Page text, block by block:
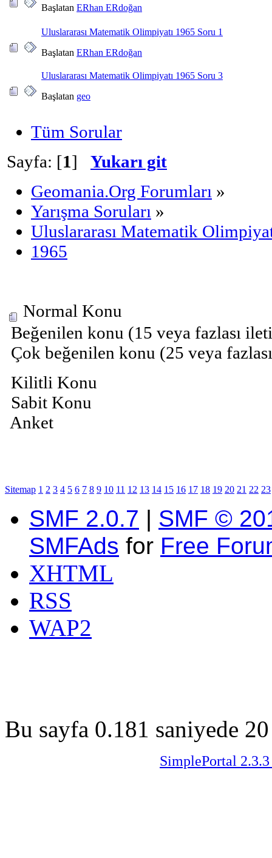
Başlatan ERhan ERdoğan
Uluslararası Matematik Olimpiyatı 1965 Soru 1
Başlatan ERhan ERdoğan
Uluslararası Matematik Olimpiyatı 1965 Soru 3
Başlatan geo
Tüm Sorular
Sayfa: [1] Yukarı git
Geomania.Org Forumları »
Yarışma Soruları »
Uluslararası Matematik
1965
Normal Konu
Beğenilen konu (15 veya fazlası
Çok beğenilen konu (25 veya
Kilitli Konu
Sabit Konu
Anket
Sitemap 1 2 3 4 5 6 7 8 9 10 11 12 13 14 15 16 17 18 19 20 21 22 23
SMF 2.0.7 | SMF ©
SMFAds for Free
XHTML
RSS
WAP2
Bu sayfa 0.181 saniyede
SimplePortal